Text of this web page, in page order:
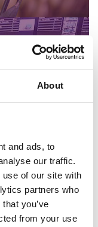
About
and ads, to
our traffic.
of our site with
partners who
you’ve
from your use